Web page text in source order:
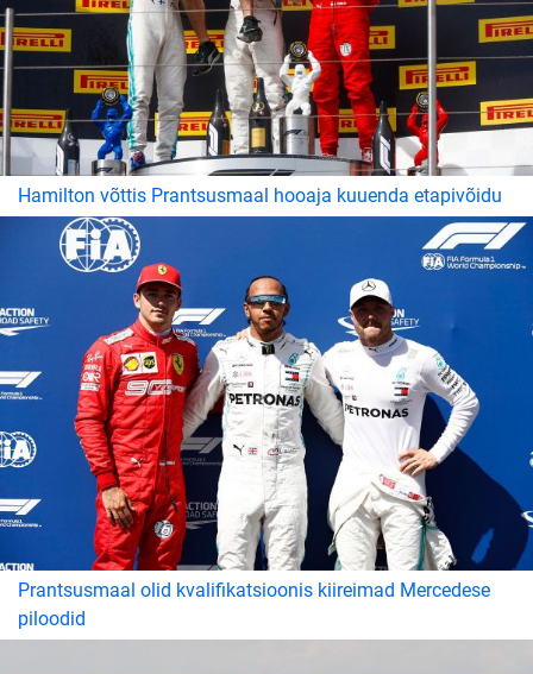
Hamilton võttis Prantsusmaal hooaja kuuenda etapivõidu
Prantsusmaal olid kvalifikatsioonis kiireimad Mercedese
piloodid